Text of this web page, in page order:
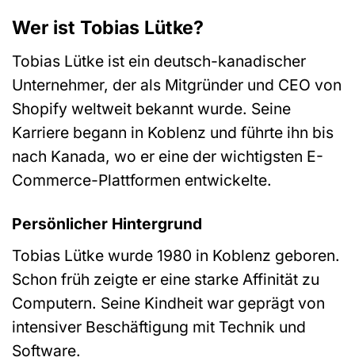
Wer ist Tobias Lütke?
Tobias Lütke ist ein deutsch-kanadischer
Unternehmer, der als Mitgründer und CEO von
Shopify weltweit bekannt wurde. Seine
Karriere begann in Koblenz und führte ihn bis
nach Kanada, wo er eine der wichtigsten E-
Commerce-Plattformen entwickelte.
Persönlicher Hintergrund
Tobias Lütke wurde 1980 in Koblenz geboren.
Schon früh zeigte er eine starke Affinität zu
Computern. Seine Kindheit war geprägt von
intensiver Beschäftigung mit Technik und
Software.